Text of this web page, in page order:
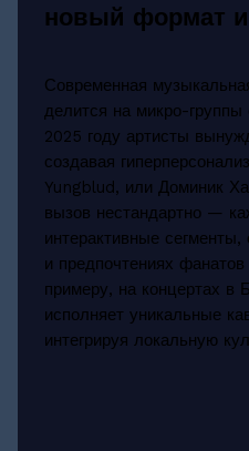
новый формат
Современная
делится на микро-
2025 году артисты
создавая
Yungblud, или Доминик
вызов нестандартно —
интерактивные
и предпочтениях
примеру, на концертах в
исполняет уникальные
интегрируя локальную